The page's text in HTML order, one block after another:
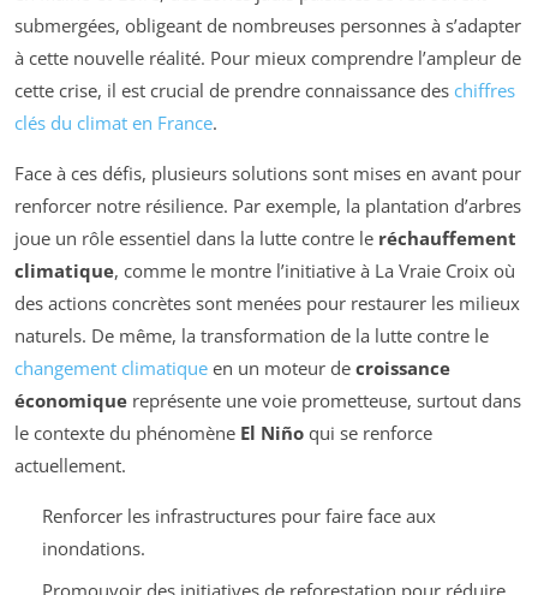
submergées, obligeant de nombreuses personnes à s’adapter
à cette nouvelle réalité. Pour mieux comprendre l’ampleur de
cette crise, il est crucial de prendre connaissance des chiffres
clés du climat en France.
Face à ces défis, plusieurs solutions sont mises en avant pour
renforcer notre résilience. Par exemple, la plantation d’arbres
joue un rôle essentiel dans la lutte contre le réchauffement
climatique, comme le montre l’initiative à La Vraie Croix où
des actions concrètes sont menées pour restaurer les milieux
naturels. De même, la transformation de la lutte contre le
changement climatique en un moteur de croissance
économique représente une voie prometteuse, surtout dans
le contexte du phénomène El Niño qui se renforce
actuellement.
Renforcer les infrastructures pour faire face aux
inondations.
Promouvoir des initiatives de reforestation pour réduire